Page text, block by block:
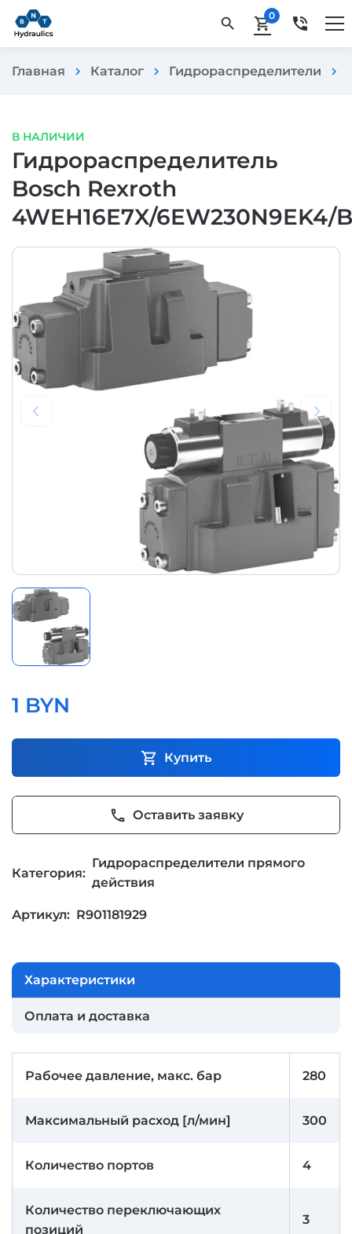
search shopping_cart0 phone_in_talk
Главная chevron_right Каталог chevron_right Гидрораспределители chevron_right
В НАЛИЧИИ
Гидрораспределитель
Bosch Rexroth
4WEH16E7X/6EW230N9EK4/
1 BYN
shopping_cart Купить
phone Оставить заявку
Категория:
Гидрораспределители прямого
действия
Артикул: R901181929
Характеристики
Оплата и доставка
Рабочее давление, макс. бар 280
Максимальный расход [л/мин] 300
Количество портов 4
Количество переключающих
позиций
3